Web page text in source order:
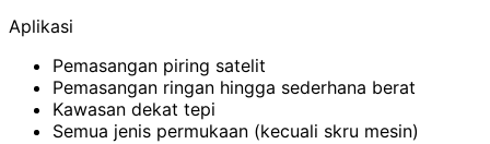
Aplikasi
Pemasangan piring satelit
Pemasangan ringan hingga sederhana berat
Kawasan dekat tepi
Semua jenis permukaan (kecuali skru mesin)